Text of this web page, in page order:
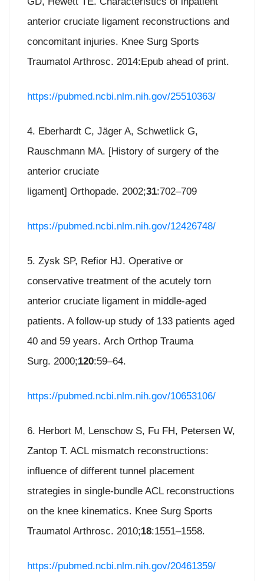
anterior cruciate ligament reconstructions and
concomitant injuries. Knee Surg Sports
Traumatol Arthrosc. 2014:Epub ahead of print.
https://pubmed.ncbi.nlm.nih.gov/25510363/
4. Eberhardt C, Jäger A, Schwetlick G,
Rauschmann MA. [History of surgery of the
anterior cruciate
ligament] Orthopade. 2002;31:702–709
https://pubmed.ncbi.nlm.nih.gov/12426748/
5. Zysk SP, Refior HJ. Operative or
conservative treatment of the acutely torn
anterior cruciate ligament in middle-aged
patients. A follow-up study of 133 patients aged
40 and 59 years. Arch Orthop Trauma
Surg. 2000;120:59–64.
https://pubmed.ncbi.nlm.nih.gov/10653106/
6. Herbort M, Lenschow S, Fu FH, Petersen W,
Zantop T. ACL mismatch reconstructions:
influence of different tunnel placement
strategies in single-bundle ACL reconstructions
on the knee kinematics. Knee Surg Sports
Traumatol Arthrosc. 2010;18:1551–1558.
https://pubmed.ncbi.nlm.nih.gov/20461359/